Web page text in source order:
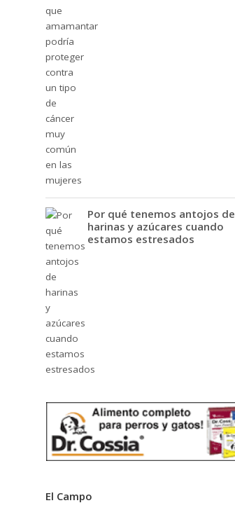
Por qué tenemos antojos de
harinas y azúcares cuando
estamos estresados
El Campo